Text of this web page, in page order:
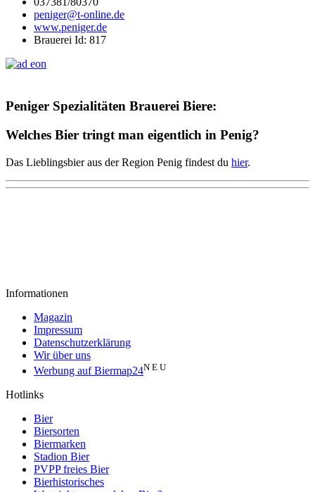
peniger@t-online.de
www.peniger.de
Brauerei Id: 817
Peniger Spezialitäten Brauerei Biere:
Welches Bier tringt man eigentlich in Penig?
Das Lieblingsbier aus der Region Penig findest du hier.
Informationen
Magazin
Impressum
Datenschutzerklärung
Wir über uns
Werbung auf Biermap24N E U
Hotlinks
Bier
Biersorten
Biermarken
Stadion Bier
PVPP freies Bier
Bierhistorisches